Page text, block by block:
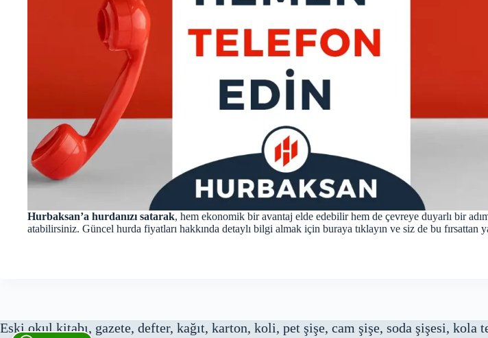
Hurbaksan’a hurdanızı satarak, hem ekonomik bir avantaj elde edebilir hem de çevreye duyarlı bir
atabilirsiniz. Güncel hurda fiyatları hakkında detaylı bilgi almak için buraya tıklayın ve siz de bu fırsattan
Eski okul kitabı, gazete, defter, kağıt, karton, koli, pet şişe, cam şişe, soda şişesi,